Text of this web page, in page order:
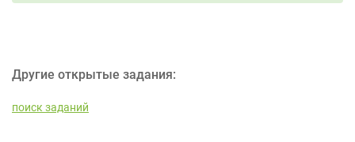
Другие открытые задания:
поиск заданий